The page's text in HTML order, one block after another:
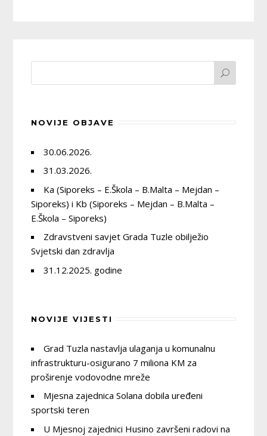
NOVIJE OBJAVE
30.06.2026.
31.03.2026.
Ka (Siporeks – E.Škola – B.Malta – Mejdan –
Siporeks) i Kb (Siporeks – Mejdan – B.Malta –
E.Škola – Siporeks)
Zdravstveni savjet Grada Tuzle obilježio
Svjetski dan zdravlja
31.12.2025. godine
NOVIJE VIJESTI
Grad Tuzla nastavlja ulaganja u komunalnu
infrastrukturu-osigurano 7 miliona KM za
proširenje vodovodne mreže
Mjesna zajednica Solana dobila uređeni
sportski teren
U Mjesnoj zajednici Husino završeni radovi na